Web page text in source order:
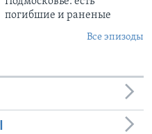
погибшие и раненые
Все эпизоды